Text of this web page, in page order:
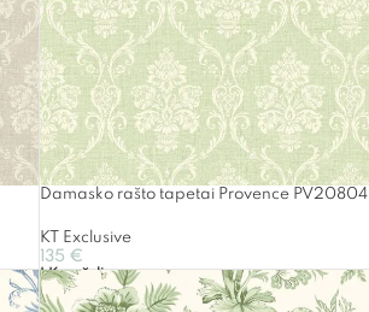
Damasko rašto tapetai Provence PV20804
KT Exclusive
135 €
Į Krepšelį